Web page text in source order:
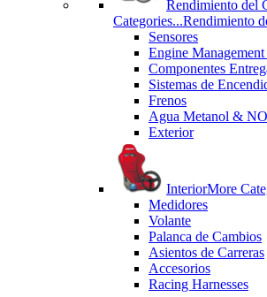
Rendimiento del
Categories...Rendimiento
Sensores
Engine
Componentes
Sistemas de
Frenos
Agua Metanol &
Exterior
InteriorMore
Medidores
Volante
Palanca de Cambios
Asientos de Carreras
Accesorios
Racing Harnesses